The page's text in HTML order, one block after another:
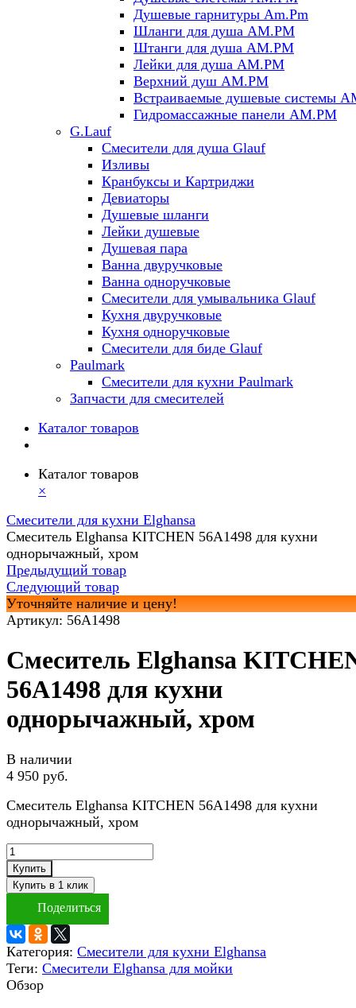
Душевые гарнитуры Am.Pm
Шланги для душа AM.PM
Штанги для душа AM.PM
Лейки для душа AM.PM
Верхний душ AM.PM
Встраиваемые душевые системы
Гидромассажные панели AM.PM
G.Lauf
Смесители для душа Glauf
Изливы
Кранбуксы и Картриджи
Девиаторы
Душевые шланги
Лейки душевые
Душевая пара
Ванна двуручковые
Ванна одноручковые
Смесители для умывальника Glauf
Кухня двуручковые
Кухня одноручковые
Смесители для биде Glauf
Paulmark
Смесители для кухни Paulmark
Запчасти для смесителей
Каталог товаров
Каталог товаров
×
Смесители для кухни Elghansa
Смеситель Elghansa KITCHEN 56A1498 для кухни
однорычажный, хром
Предыдущий товар
Следующий товар
Уточняйте наличие и цену!
Артикул: 56A1498
Смеситель Elghansa
56A1498 для кухни
однорычажный, хром
В наличии
4 950 руб.
Смеситель Elghansa KITCHEN 56A1498 для кухни
однорычажный, хром
Купить
Поделиться
Категория: Смесители для кухни Elghansa
Теги: Смесители Elghansa для мойки
Обзор